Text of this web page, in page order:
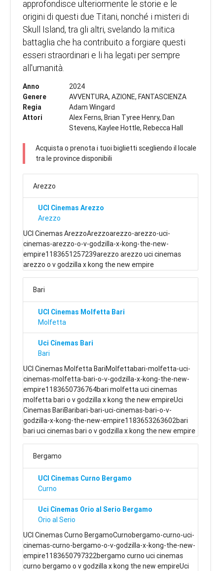
approfondisce ulteriormente le storie e le
origini di questi due Titani, nonché i misteri di
Skull Island, tra gli altri, svelando la mitica
battaglia che ha contribuito a forgiare questi
esseri straordinari e li ha legati per sempre
all'umanità.
Anno
2024
Genere
AVVENTURA, AZIONE, FANTASCIENZA
Regia
Adam Wingard
Attori
Alex Ferns, Brian Tyree Henry, Dan
Stevens, Kaylee Hottle, Rebecca Hall
Acquista o prenota i tuoi biglietti scegliendo il locale
tra le province disponibili
Arezzo
UCI Cinemas Arezzo
Arezzo
UCI Cinemas ArezzoArezzoarezzo-arezzo-uci-
cinemas-arezzo-o-v-godzilla-x-kong-the-new-
empire1183651257239arezzo arezzo uci cinemas
arezzo o v godzilla x kong the new empire
Bari
UCI Cinemas Molfetta Bari
Molfetta
Uci Cinemas Bari
Bari
UCI Cinemas Molfetta BariMolfettabari-molfetta-uci-
cinemas-molfetta-bari-o-v-godzilla-x-kong-the-new-
empire1183650736764bari molfetta uci cinemas
molfetta bari o v godzilla x kong the new empireUci
Cinemas BariBaribari-bari-uci-cinemas-bari-o-v-
godzilla-x-kong-the-new-empire1183653263602bari
bari uci cinemas bari o v godzilla x kong the new empire
Bergamo
UCI Cinemas Curno Bergamo
Curno
Uci Cinemas Orio al Serio Bergamo
Orio al Serio
UCI Cinemas Curno BergamoCurnobergamo-curno-uci-
cinemas-curno-bergamo-o-v-godzilla-x-kong-the-new-
empire1183650797322bergamo curno uci cinemas
curno bergamo o v godzilla x kong the new empireUci